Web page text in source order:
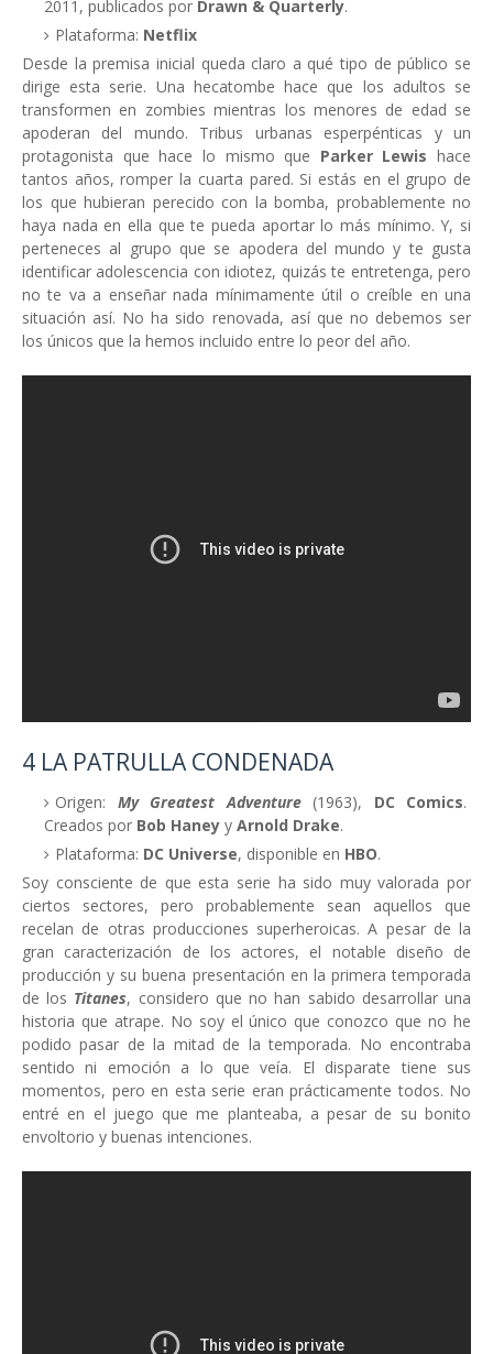
2011, publicados por Drawn & Quarterly.
Plataforma: Netflix
Desde la premisa inicial queda claro a qué tipo de público se
dirige esta serie. Una hecatombe hace que los adultos se
transformen en zombies mientras los menores de edad se
apoderan del mundo. Tribus urbanas esperpénticas y un
protagonista que hace lo mismo que Parker Lewis hace
tantos años, romper la cuarta pared. Si estás en el grupo de
los que hubieran perecido con la bomba, probablemente no
haya nada en ella que te pueda aportar lo más mínimo. Y, si
perteneces al grupo que se apodera del mundo y te gusta
identificar adolescencia con idiotez, quizás te entretenga, pero
no te va a enseñar nada mínimamente útil o creíble en una
situación así. No ha sido renovada, así que no debemos ser
los únicos que la hemos incluido entre lo peor del año.
4 LA PATRULLA CONDENADA
Origen: My Greatest Adventure (1963), DC Comics.
Creados por Bob Haney y Arnold Drake.
Plataforma: DC Universe, disponible en HBO.
Soy consciente de que esta serie ha sido muy valorada por
ciertos sectores, pero probablemente sean aquellos que
recelan de otras producciones superheroicas. A pesar de la
gran caracterización de los actores, el notable diseño de
producción y su buena presentación en la primera temporada
de los Titanes, considero que no han sabido desarrollar una
historia que atrape. No soy el único que conozco que no he
podido pasar de la mitad de la temporada. No encontraba
sentido ni emoción a lo que veía. El disparate tiene sus
momentos, pero en esta serie eran prácticamente todos. No
entré en el juego que me planteaba, a pesar de su bonito
envoltorio y buenas intenciones.